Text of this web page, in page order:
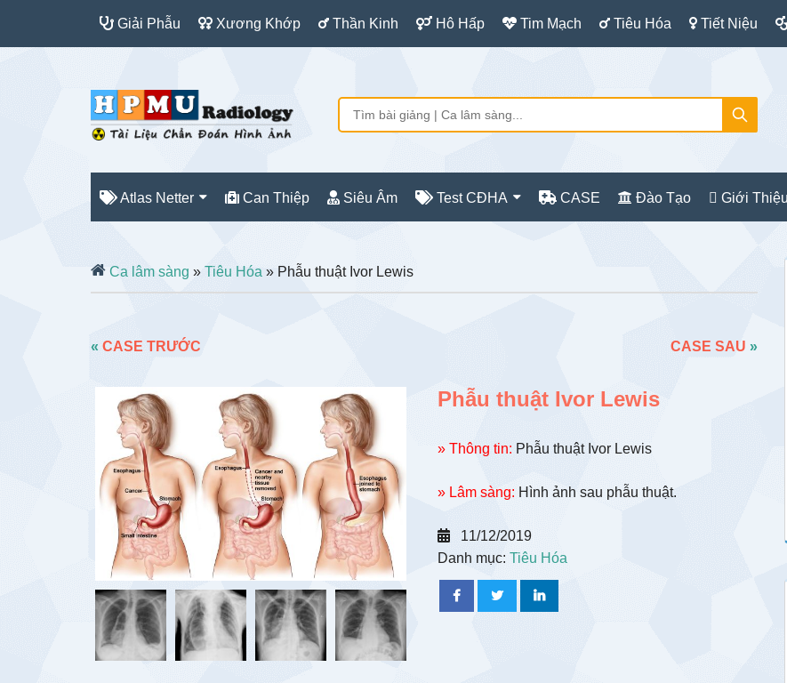
Giải Phẫu Xương Khớp Thần Kinh Hô Hấp Tim Mạch Tiêu Hóa Tiết Niệu
Atlas Netter Can Thiệp Siêu Âm Test CĐHA CASE Đào Tạo Giới Thiệu
Ca lâm sàng » Tiêu Hóa » Phẫu thuật Ivor Lewis
« CASE TRƯỚC CASE SAU »
Phẫu thuật Ivor Lewis
» Thông tin: Phẫu thuật Ivor Lewis
» Lâm sàng: Hình ảnh sau phẫu thuật.
11/12/2019
Danh mục: Tiêu Hóa